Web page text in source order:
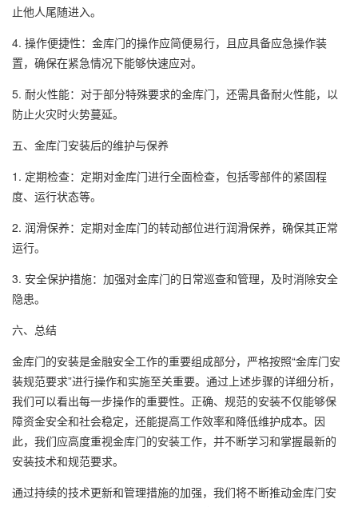
止他人尾随进入。
4. 操作便捷性：金库门的操作应简便易行，且应具备应急操作装
置，确保在紧急情况下能够快速应对。
5. 耐火性能：对于部分特殊要求的金库门，还需具备耐火性能，以
防止火灾时火势蔓延。
五、金库门安装后的维护与保养
1. 定期检查：定期对金库门进行全面检查，包括零部件的紧固程
度、运行状态等。
2. 润滑保养：定期对金库门的转动部位进行润滑保养，确保其正常
运行。
3. 安全保护措施：加强对金库门的日常巡查和管理，及时消除安全
隐患。
六、总结
金库门的安装是金融安全工作的重要组成部分，严格按照“金库门安
装规范要求”进行操作和实施至关重要。通过上述步骤的详细分析，
我们可以看出每一步操作的重要性。正确、规范的安装不仅能够保
障资金安全和社会稳定，还能提高工作效率和降低维护成本。因
此，我们应高度重视金库门的安装工作，并不断学习和掌握最新的
安装技术和规范要求。
通过持续的技术更新和管理措施的加强，我们将不断推动金库门安